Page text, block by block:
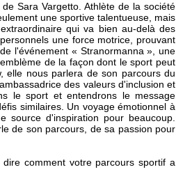
Sara Vargetto. Athlète de la société
une sportive talentueuse, mais
qui va bien au-delà des
une force motrice, prouvant
l'événement « Stranormanna », une
de la façon dont le sport peut
elle nous parlera de son parcours du
des valeurs d'inclusion et
le sport et entendrons le message
similaires. Un voyage émotionnel à
d'inspiration pour beaucoup.
de son parcours, de sa passion pour
comment votre parcours sportif a